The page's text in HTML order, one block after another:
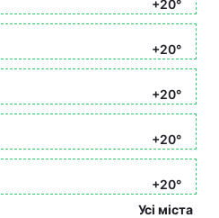
+20°
+20°
+20°
+20°
+20°
Усі міста